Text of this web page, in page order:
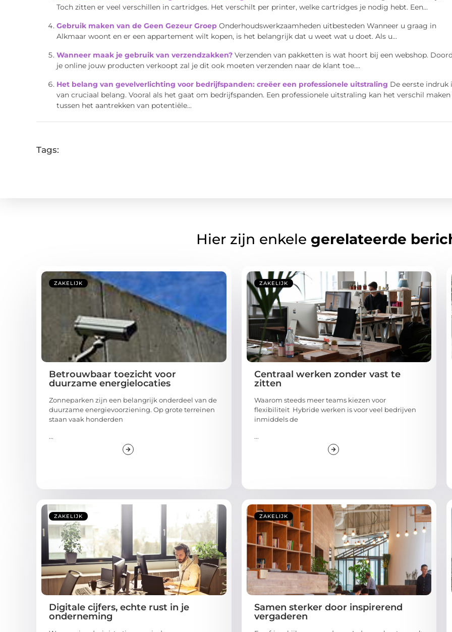
Toch zitten er veel verschillen in cartridges. Het verschilt per printer, welke cartridges je nodig hebt. Een...
Gebruik maken van de Geen Gezeur Groep Onderhoudswerkzaamheden uitbesteden Wanneer u graag in
Alkmaar woont en er een appartement wilt kopen, is het belangrijk dat u weet wat u doet. Als u...
Wanneer maak je gebruik van verzendzakken? Verzenden van pakketten is wat hoort bij een webshop.
je online jouw producten verkoopt zal je dit ook moeten verzenden naar de klant toe....
Het belang van gevelverlichting voor bedrijfspanden: creëer een professionele uitstraling De eerste indruk
van cruciaal belang. Vooral als het gaat om bedrijfspanden. Een professionele uitstraling kan het verschil maken
tussen het aantrekken van potentiële...
Tags:
Hier zijn enkele gerelateerde
ZAKELIJK
Betrouwbaar toezicht voor
duurzame energielocaties
Zonneparken zijn een belangrijk onderdeel van de
duurzame energievoorziening. Op grote terreinen
staan vaak honderden
...
ZAKELIJK
Centraal werken zonder vast te
zitten
Waarom steeds meer teams kiezen voor
flexibiliteit Hybride werken is voor veel bedrijven
inmiddels de
...
ZAKELIJK
Digitale cijfers, echte rust in je
onderneming
ZAKELIJK
Samen sterker door inspirerend
vergaderen